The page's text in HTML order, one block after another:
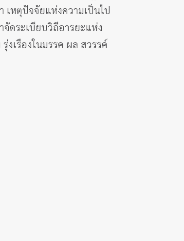
เหตุปัจจัยแห่งความเป็นไป
ดระเบียบวิถีอารยะแห่ง
งเรืองในมรรค ผล สวรรค์